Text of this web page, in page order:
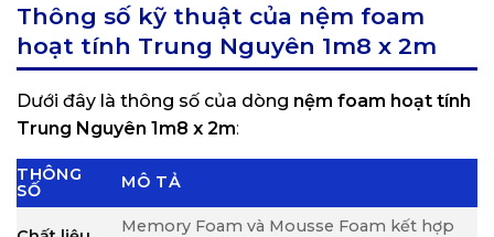
Thông số kỹ thuật của nệm foam
hoạt tính Trung Nguyên 1m8 x 2m
Dưới đây là thông số của dòng nệm foam hoạt tính
Trung Nguyên 1m8 x 2m:
THÔNG
SỐ
MÔ TẢ
Memory Foam và Mousse Foam kết hợp